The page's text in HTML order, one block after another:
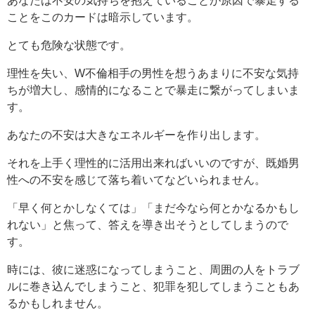
ことをこのカードは暗示しています。
とても危険な状態です。
理性を失い、W不倫相手の男性を想うあまりに不安な気持
ちが増大し、感情的になることで暴走に繋がってしまいま
す。
あなたの不安は大きなエネルギーを作り出します。
それを上手く理性的に活用出来ればいいのですが、既婚男
性への不安を感じて落ち着いてなどいられません。
「早く何とかしなくては」「まだ今なら何とかなるかもし
れない」と焦って、答えを導き出そうとしてしまうので
す。
時には、彼に迷惑になってしまうこと、周囲の人をトラブ
ルに巻き込んでしまうこと、犯罪を犯してしまうこともあ
るかもしれません。